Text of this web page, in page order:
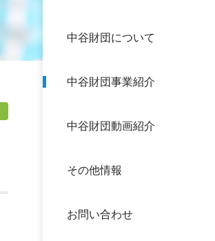
中谷財団について
中谷財団事業紹介
中谷財団動画紹介
その他情報
お問い合わせ